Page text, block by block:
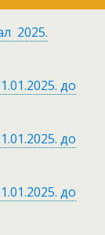
2025.
до
до
до